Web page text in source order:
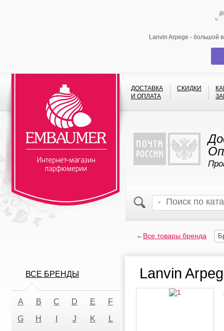
Lanvin Arpege - большой
ДОСТАВКА
И ОПЛАТА
СКИДКИ
←Все товары бренда
Lanvin
ВСЕ БРЕНДЫ
A B C D E
F
G
H J K
L